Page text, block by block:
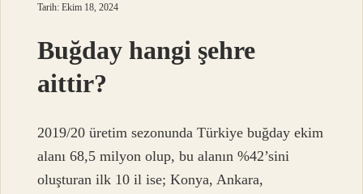
Tarih: Ekim 18, 2024
Buğday hangi şehre
aittir?
2019/20 üretim sezonunda Türkiye buğday ekim
alanı 68,5 milyon olup, bu alanın %42’sini
oluşturan ilk 10 il ise; Konya, Ankara,